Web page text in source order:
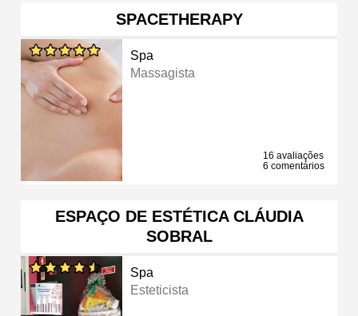
SPACETHERAPY
Spa
Massagista
16 avaliações
6 comentários
ESPAÇO DE ESTÉTICA CLÁUDIA
SOBRAL
Spa
Esteticista